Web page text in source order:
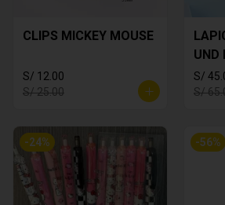
CLIPS MICKEY MOUSE
S/ 12.00
S/ 25.00
UND
S/
S/
-24% -56%